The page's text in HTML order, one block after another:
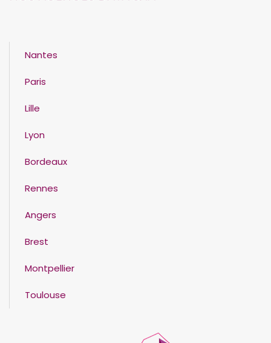
Nantes
Paris
Lille
Lyon
Bordeaux
Rennes
Angers
Brest
Montpellier
Toulouse